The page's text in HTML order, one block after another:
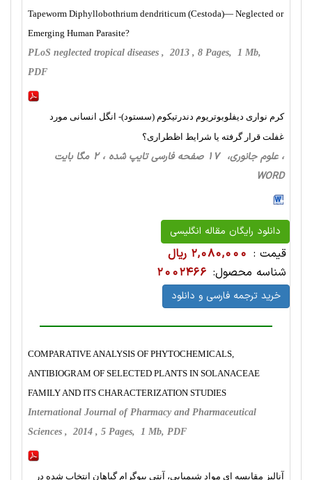
Tapeworm Diphyllobothrium dendriticum (Cestoda)— Neglected or
Emerging Human Parasite?
PLoS neglected tropical diseases , 2013 , 8 Pages, 1 Mb,
PDF
کرم نواری دیفلوبوتریوم دندرتیکوم (سستود)- انگل انسانی مورد
غفلت قرار گرفته یا شرایط اظطراری؟
، علوم جانوری، 17 صفحه فارسی تایپ شده ، 2 مگا بایت
WORD
دانلود رایگان مقاله انگلیسی
قیمت : 2,080,000 ریال
شناسه محصول: 2002466
خرید ترجمه فارسی و دانلود
COMPARATIVE ANALYSIS OF PHYTOCHEMICALS,
ANTIBIOGRAM OF SELECTED PLANTS IN SOLANACEAE
FAMILY AND ITS CHARACTERIZATION STUDIES
International Journal of Pharmacy and Pharmaceutical
Sciences , 2014 , 5 Pages, 1 Mb, PDF
آنالیز مقایسه ای مواد شیمیایی، آنتی بیوگرام گیاهان انتخاب شده در